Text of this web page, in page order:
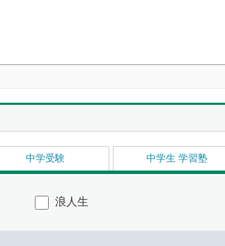
中学受験 中学生 学習塾
浪人生